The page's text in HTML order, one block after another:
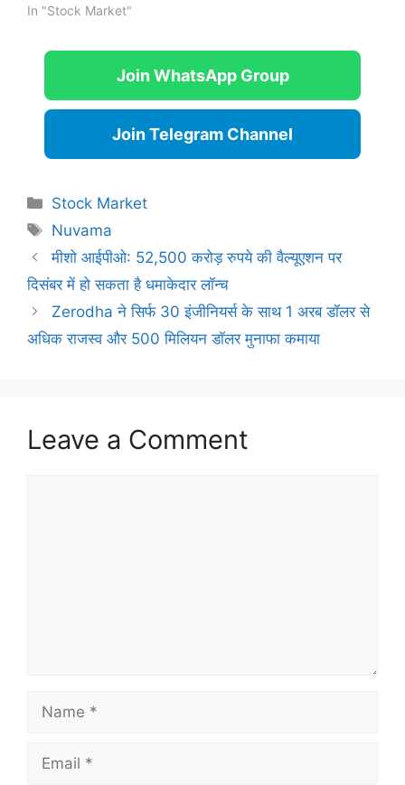
In "Stock Market"
Join WhatsApp Group
Join Telegram Channel
Categories
Stock Market
Tags
Nuvama
मीशो आईपीओ: 52,500 करोड़ रुपये की वैल्यूएशन पर
दिसंबर में हो सकता है धमाकेदार लॉन्च
Zerodha ने सिर्फ 30 इंजीनियर्स के साथ 1 अरब डॉलर से
अधिक राजस्व और 500 मिलियन डॉलर मुनाफा कमाया
Leave a Comment